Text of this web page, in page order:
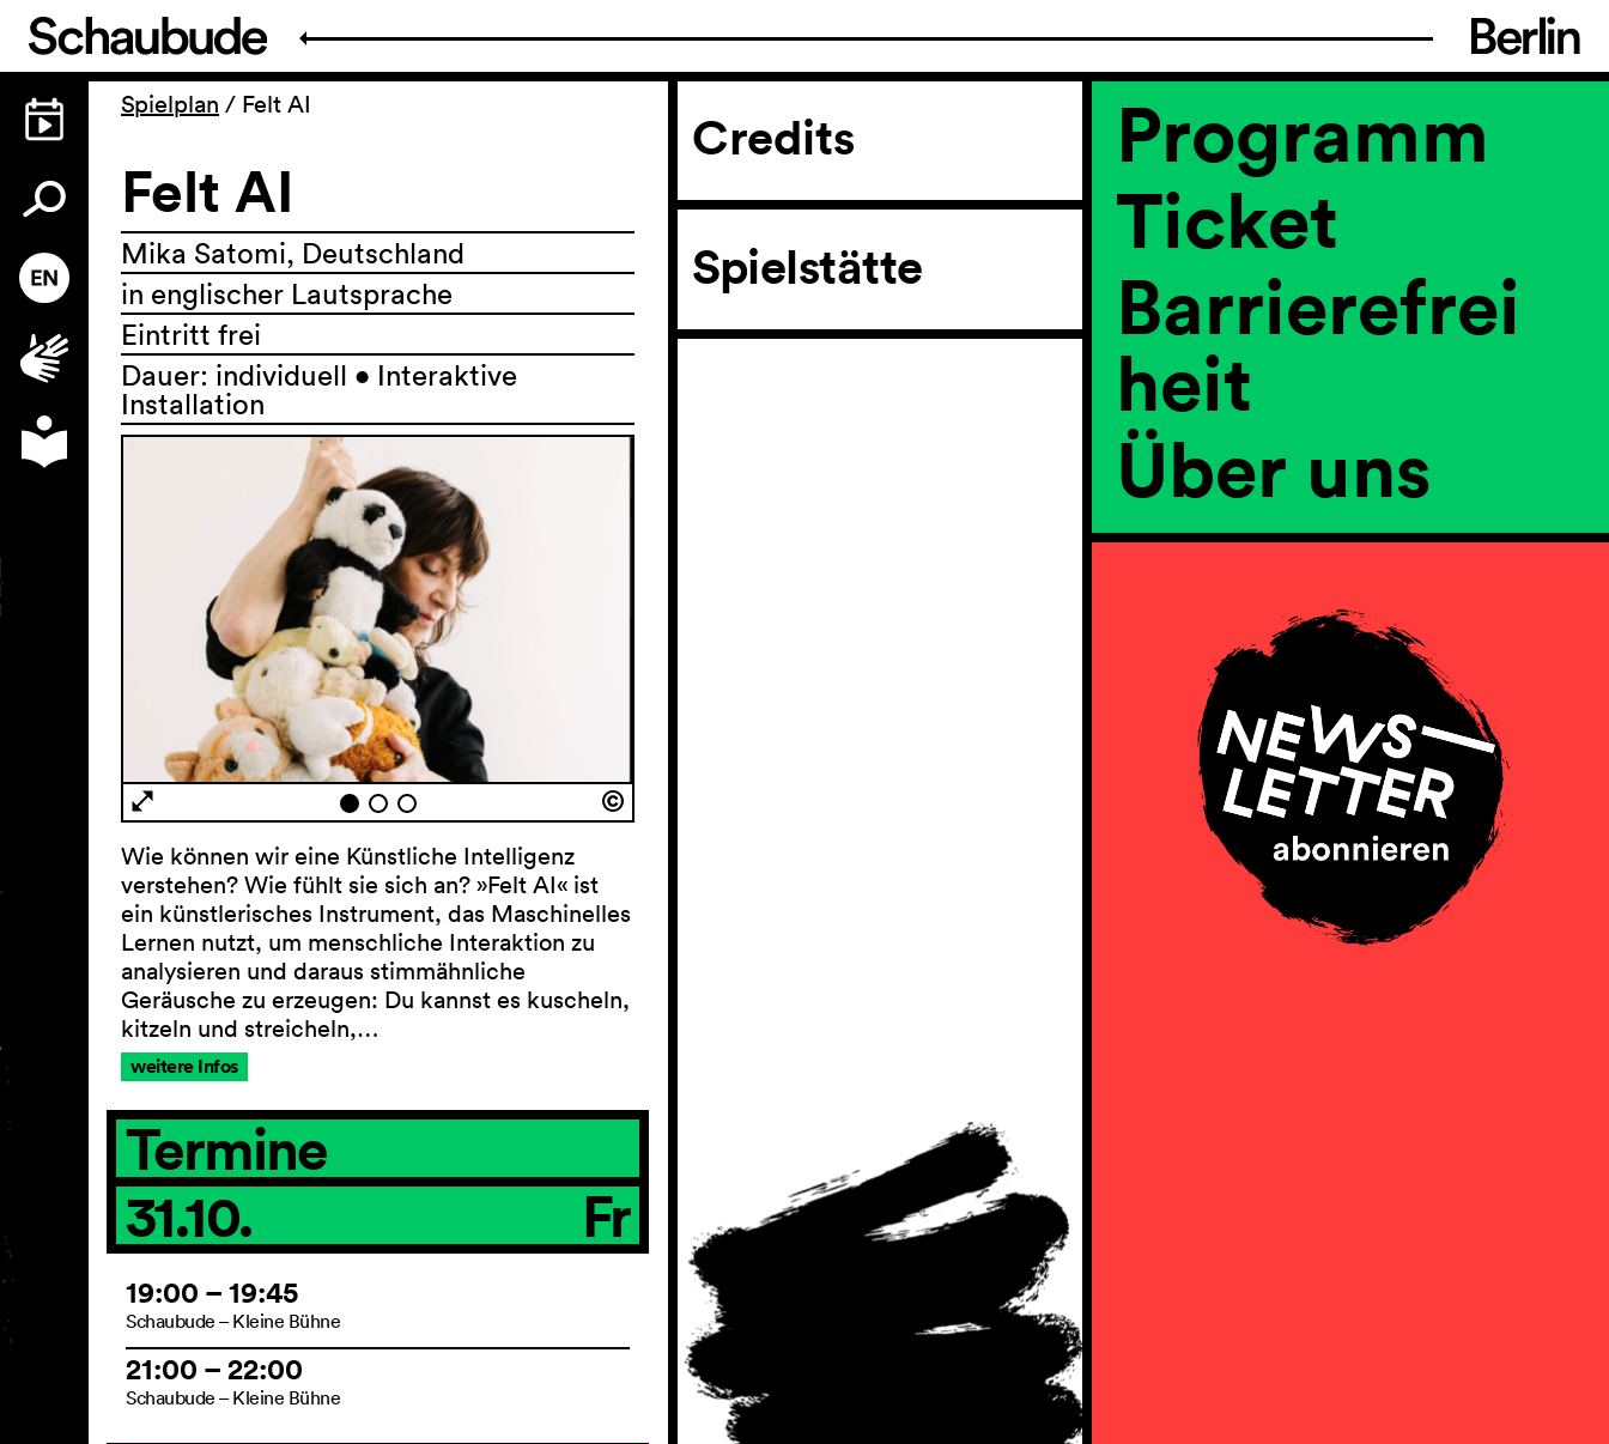
Programm
Ticket
Barrierefrei
heit
Über uns
Spielplan / Felt AI
Felt AI
Mika Satomi, Deutschland
in englischer Lautsprache
Eintritt frei
Dauer: individuell • Interaktive
Installation
Wie können wir eine Künstliche Intelligenz
verstehen? Wie fühlt sie sich an? »Felt AI« ist
ein künstlerisches Instrument, das Maschinelles
Lernen nutzt, um menschliche Interaktion zu
analysieren und daraus stimmähnliche
Geräusche zu erzeugen: Du kannst es kuscheln,
kitzeln und streicheln,…
weitere Infos
Termine
31.10.
Fr
19:00 – 19:45
Schaubude – Kleine Bühne
21:00 – 22:00
Schaubude – Kleine Bühne
Credits
Spielstätte